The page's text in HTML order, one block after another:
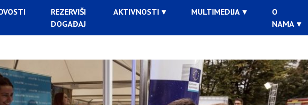
REZERVIŠI
DOGAĐAJ
AKTIVNOSTI MULTIMEDIJA
O
NAMA